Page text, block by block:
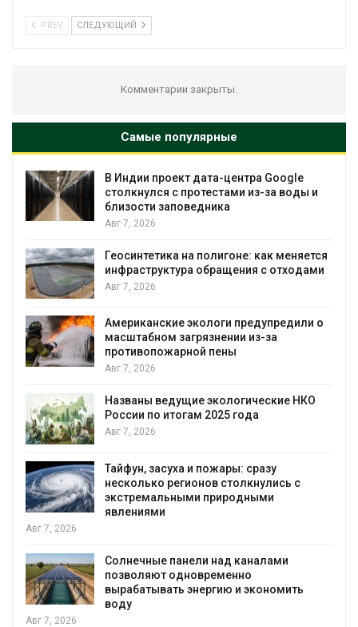
PREV СЛЕДУЮЩИЙ
Комментарии закрыты.
Самые популярные
В Индии проект дата-центра Google
столкнулся с протестами из-за воды и
близости заповедника
Авг 7, 2026
Геосинтетика на полигоне: как меняется
инфраструктура обращения с отходами
Авг 7, 2026
Американские экологи предупредили о
масштабном загрязнении из-за
противопожарной пены
Авг 7, 2026
Названы ведущие экологические НКО
России по итогам 2025 года
Авг 7, 2026
Тайфун, засуха и пожары: сразу
несколько регионов столкнулись с
экстремальными природными
явлениями
Авг 7, 2026
Солнечные панели над каналами
позволяют одновременно
вырабатывать энергию и экономить
воду
Авг 7, 2026